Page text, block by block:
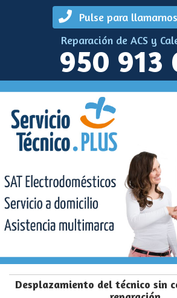
Pulse para llamarnos
Reparación de ACS y
950 913
Desplazamiento del técnico sin